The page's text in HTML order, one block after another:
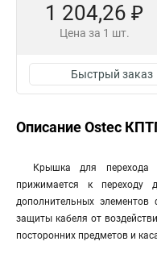
1 204,26 ₽
Цена за 1 шт.
Быстрый заказ
Описание Ostec
Крышка для перехода
прижимается к переходу
дополнительных
защиты кабеля от
посторонних предметов и